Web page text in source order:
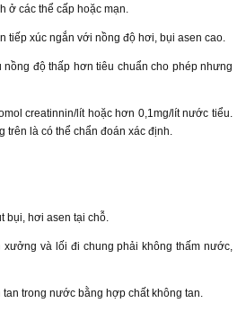
ở các thể cấp hoặc mạn.
tiếp xúc ngắn với nồng độ hơi, bụi asen cao.
nồng độ thấp hơn tiêu chuẩn cho phép nhưng
creatinnin/lít hoặc hơn 0,1mg/lít nước tiểu.
trên là có thể chẩn đoán xác định.
bụi, hơi asen tại chỗ.
và lối đi chung phải không thấm nước,
trong nước bằng hợp chất không tan.